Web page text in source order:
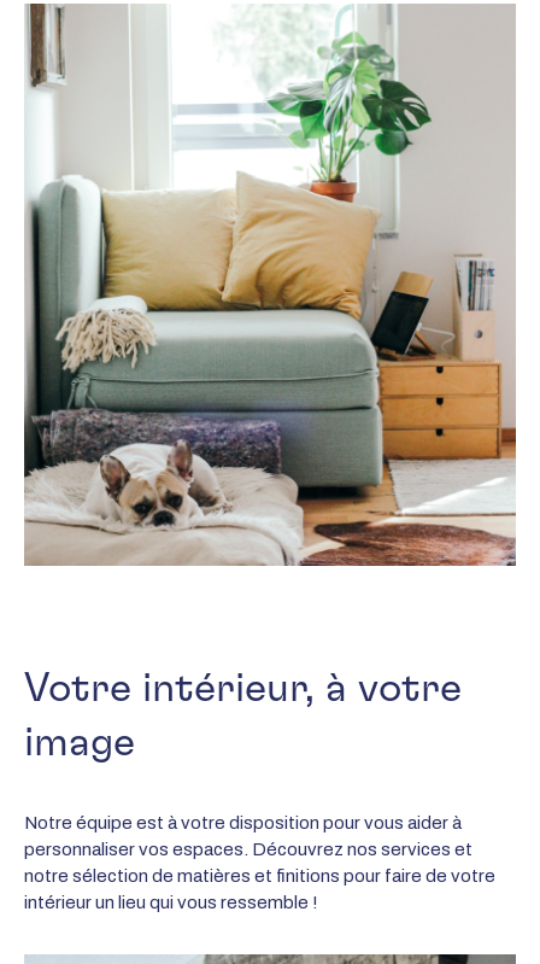
Votre intérieur, à votre
image
Notre équipe est à votre disposition pour vous aider à
personnaliser vos espaces. Découvrez nos services et
notre sélection de matières et finitions pour faire de votre
intérieur un lieu qui vous ressemble !